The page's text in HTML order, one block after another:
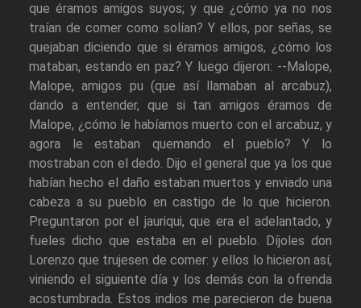
que éramos amigos suyos; y que ¿cómo ya no nos
traían de comer como solían? Y ellos, por señas, se
quejaban diciendo que si éramos amigos, ¿cómo los
mataban, estando en paz? Y luego dijeron: --Malope,
Malope, amigos pu (que así llamaban al arcabuz),
dando a entender, que si tan amigos éramos de
Malope, ¿cómo le habíamos muerto con el arcabuz, y
agora le estaban quemando el pueblo? Y lo
mostraban con el dedo. Dijo el general que ya los que
habían hecho el daño estaban muertos y enviado una
cabeza a su pueblo en castigo de lo que hicieron.
Preguntaron por el jauriqui, que era el adelantado, y
fueles dicho que estaba en el pueblo. Díjoles don
Lorenzo que trujesen de comer: y ellos lo hicieron así,
viniendo el siguiente día y los demás con la ofrenda
acostumbrada. Estos indios me parecieron de buena